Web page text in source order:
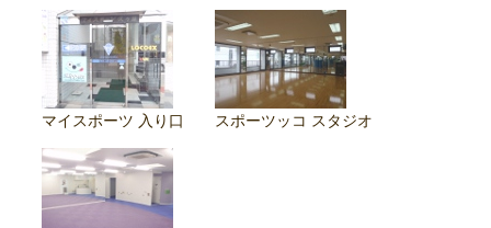
マイスポーツ 入り口 スポーツッコ スタジオ